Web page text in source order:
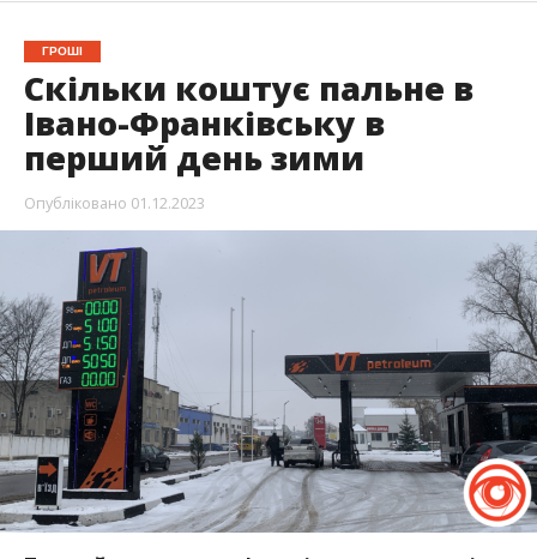
ГРОШІ
Скільки коштує пальне в
Івано-Франківську в
перший день зими
Опубліковано 01.12.2023